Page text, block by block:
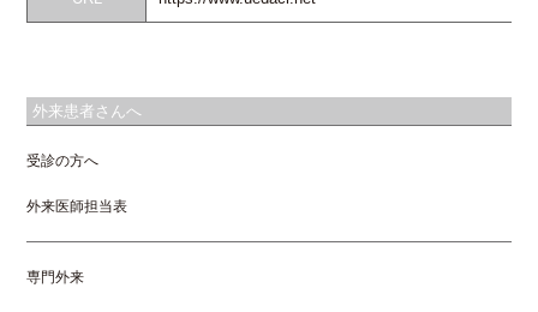
外来患者さんへ
受診の方へ
外来医師担当表
専門外来